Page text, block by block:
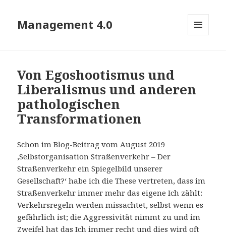
Management 4.0
Von Egoshootismus und
Liberalismus und anderen
pathologischen
Transformationen
Schon im Blog-Beitrag vom August 2019
‚Selbstorganisation Straßenverkehr – Der
Straßenverkehr ein Spiegelbild unserer
Gesellschaft?‘ habe ich die These vertreten, dass im
Straßenverkehr immer mehr das eigene Ich zählt:
Verkehrsregeln werden missachtet, selbst wenn es
gefährlich ist; die Aggressivität nimmt zu und im
Zweifel hat das Ich immer recht und dies wird oft